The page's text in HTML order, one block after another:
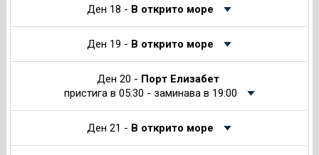
Ден 18 - В открито море
Ден 19 - В открито море
Ден 20 - Порт Елизабет
пристига в 05:30 - заминава в 19:00
Ден 21 - В открито море